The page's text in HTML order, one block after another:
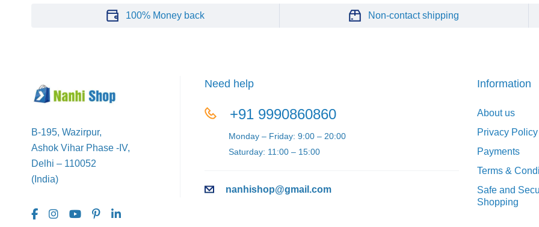
100% Money back Non-contact shipping
B-195, Wazirpur,
Ashok Vihar Phase -IV,
Delhi – 110052
(India)
Need help
+91 9990860860
Monday – Friday: 9:00 – 20:00
Saturday: 11:00 – 15:00
nanhishop@gmail.com
Information
About us
Privacy Policy
Payments
Terms &
Safe and
Shopping